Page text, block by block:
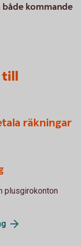
kommande
till
räkningar
plusgirokonton